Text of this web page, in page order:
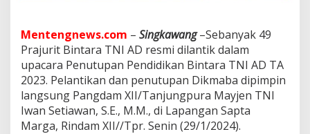
n
t
a
r
T
N
I
Mentengnews.com – Singkawang–Sebanyak 49
Prajurit Bintara TNI AD resmi dilantik dalam
upacara Penutupan Pendidikan Bintara TNI AD TA
2023. Pelantikan dan penutupan Dikmaba dipimpin
langsung Pangdam XII/Tanjungpura Mayjen TNI
Iwan Setiawan, S.E., M.M., di Lapangan Sapta
Marga, Rindam XII//Tpr. Senin (29/1/2024).